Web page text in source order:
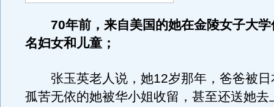
70年前，来自美国的她在金陵女子大学
名妇女和儿童；
张玉英老人说，她12岁那年，爸爸被日
孤苦无依的她被华小姐收留，甚至还送她去